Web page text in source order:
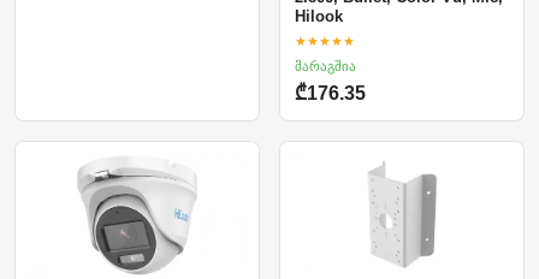
Hilook
★★★★★
მარაგშია
₾176.35